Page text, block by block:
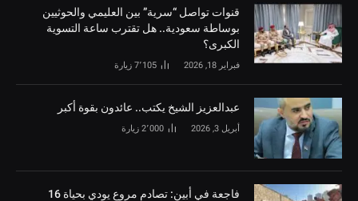
قنوات تواصل “سرية” بين العليمي والحوثيين
بوساطة سعودية.. هل تقترب ساعة التسوية
الكبرى؟
فبراير 18, 2026 7٬105 زيارة
‏عبدالعزيز الشيخ يكتب.. عائدون بقوة أكبر
أبريل 3, 2026 2٬000 زيارة
فاجعة في أبين: تصادم مروع يودي بحياة 16